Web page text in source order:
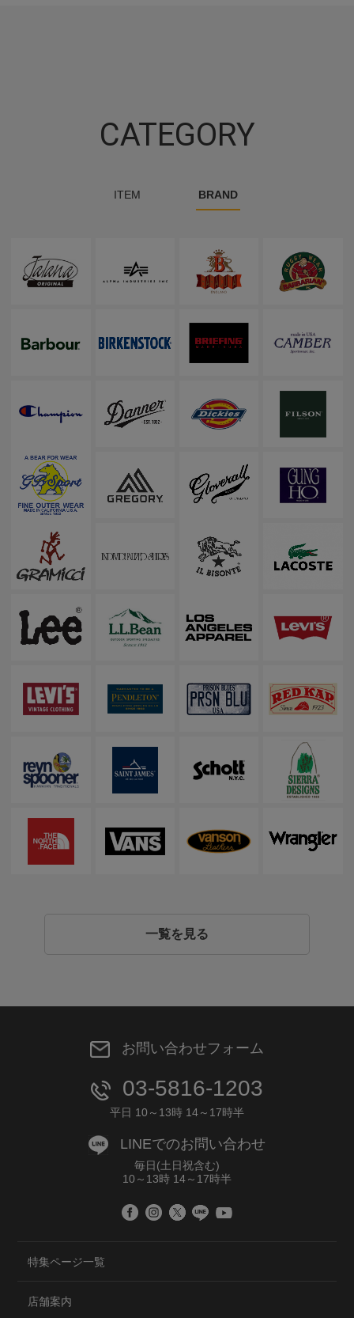
CATEGORY
ITEM BRAND
一覧を見る
お問い合わせフォーム
03-5816-1203
平日 10～13時 14～17時半
LINEでのお問い合わせ
毎日(土日祝含む)
10～13時 14～17時半
特集ページ一覧
店舗案内